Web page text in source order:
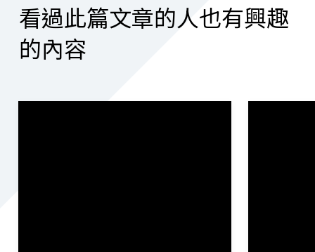
看過此篇文章的人也有興趣
的內容